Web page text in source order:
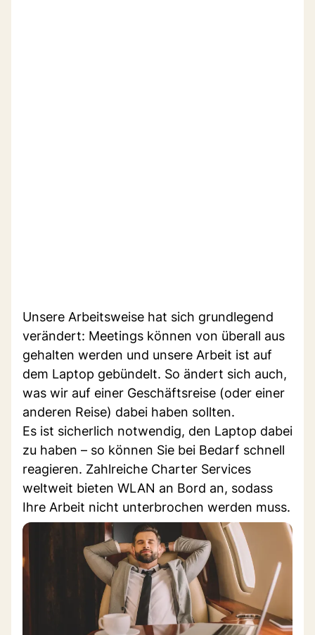
Unsere Arbeitsweise hat sich grundlegend
verändert: Meetings können von überall aus
gehalten werden und unsere Arbeit ist auf
dem Laptop gebündelt. So ändert sich auch,
was wir auf einer Geschäftsreise (oder einer
anderen Reise) dabei haben sollten.
Es ist sicherlich notwendig, den Laptop dabei
zu haben – so können Sie bei Bedarf schnell
reagieren. Zahlreiche Charter Services
weltweit bieten WLAN an Bord an, sodass
Ihre Arbeit nicht unterbrochen werden muss.